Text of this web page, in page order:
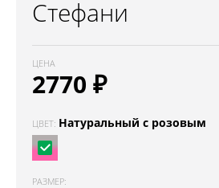
Стефани
ЦЕНА
2770 ₽
ЦВЕТ: Натуральный с розовым
РАЗМЕР: